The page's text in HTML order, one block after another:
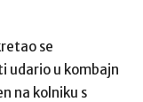
se
udario u kombajn
na kolniku s